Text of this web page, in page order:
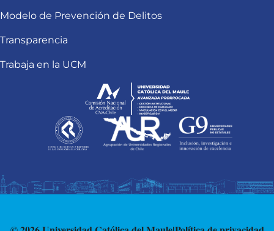
Modelo de Prevención de Delitos
Transparencia
Trabaja en la UCM